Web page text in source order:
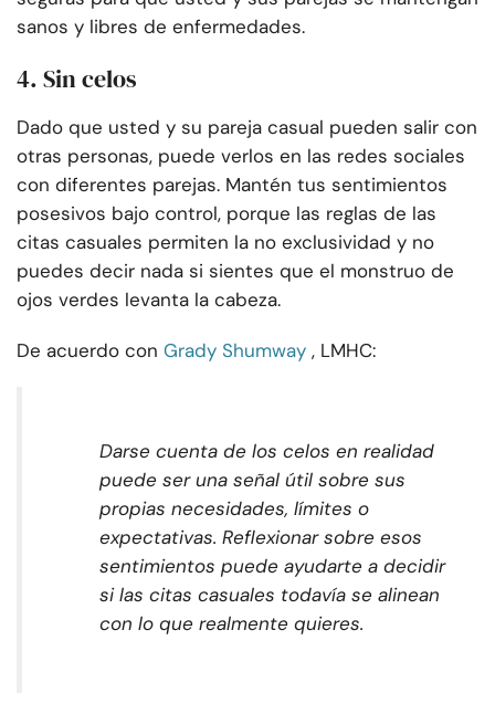
sanos y libres de enfermedades.
4. Sin celos
Dado que usted y su pareja casual pueden salir con
otras personas, puede verlos en las redes sociales
con diferentes parejas. Mantén tus sentimientos
posesivos bajo control, porque las reglas de las
citas casuales permiten la no exclusividad y no
puedes decir nada si sientes que el monstruo de
ojos verdes levanta la cabeza.
De acuerdo con Grady Shumway , LMHC:
Darse cuenta de los celos en realidad
puede ser una señal útil sobre sus
propias necesidades, límites o
expectativas. Reflexionar sobre esos
sentimientos puede ayudarte a decidir
si las citas casuales todavía se alinean
con lo que realmente quieres.